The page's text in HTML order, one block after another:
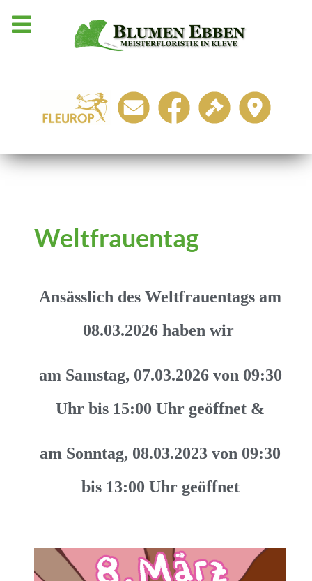
Weltfrauentag
Ansässlich des Weltfrauentags am
08.03.2026 haben wir
am Samstag, 07.03.2026 von 09:30
Uhr bis 15:00 Uhr geöffnet &
am Sonntag, 08.03.2023 von 09:30
bis 13:00 Uhr geöffnet